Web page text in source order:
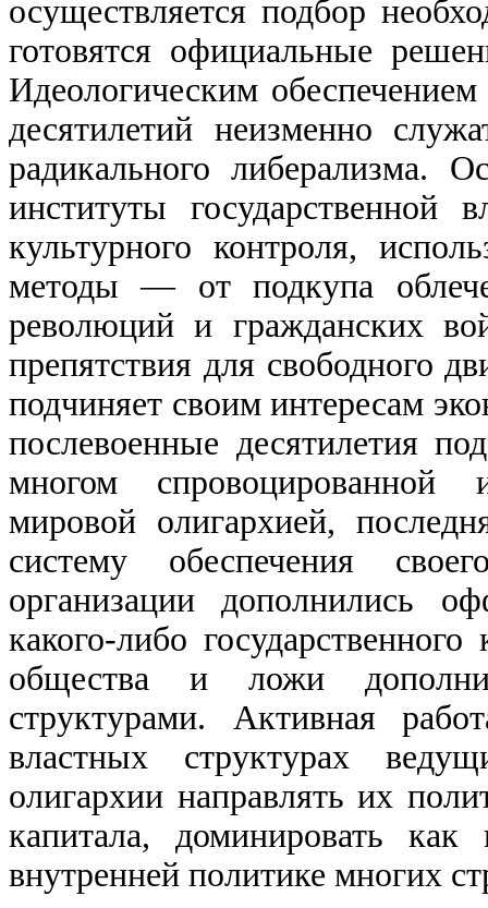
осуществляется подбор
готовятся официальные
Идеологическим
десятилетий неизменно
радикального либерализма.
институты государственной
культурного контроля,
методы — от подкупа
революций и гражданских
препятствия для свободного
подчиняет своим интересам
послевоенные десятилетия
многом спровоцированной
мировой олигархией,
систему обеспечения
организации дополнились
какого-либо
общества и ложи
структурами. Активная
властных структурах
олигархии направлять их
капитала, доминировать
внутренней политике многих